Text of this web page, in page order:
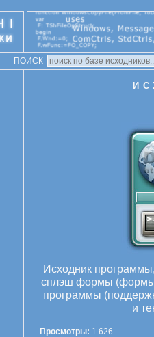
ПОИСК
Исходник
сплэш формы (формы-
программы
и
Просмотры: 1 626